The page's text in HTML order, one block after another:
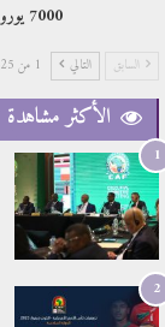
7000 يورو مقابل رحلة غير قانونية من سبتة الى جنوب إسبانيا
السابق التالي 1 من 1٬425
الأكثر مشاهدة
1
2